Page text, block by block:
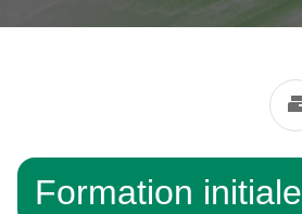
Formation initiale